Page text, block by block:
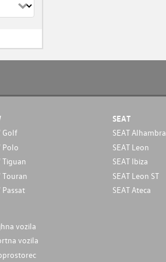
Golf
Polo
Tiguan
Touran
Passat
SEAT
SEAT Alhambra
SEAT Leon
SEAT Ibiza
SEAT Leon ST
SEAT Ateca
vozila
vozila